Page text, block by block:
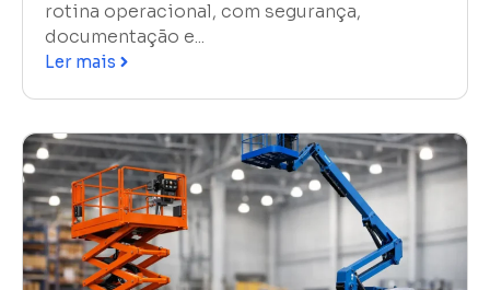
rotina operacional, com segurança,
documentação e...
Ler mais